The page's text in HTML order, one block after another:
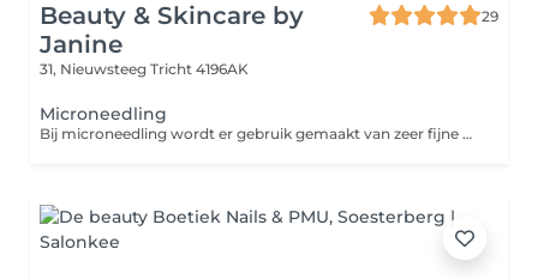
Beauty & Skincare by
Janine
29
31, Nieuwsteeg Tricht 4196AK
Microneedling
Bij microneedling wordt er gebruik gemaakt van zeer fijne naaldjes die op hoog tempo vibreren in de huid. Zo maken de naaldjes kleine verticale geultjes in de huid waardoor de aanmaak van collageen en elastine wordt gestimuleerd. Dit levert een egalere en stevigere huid op. Ook worden acnelittekens en fijne lijntjes minder zichtbaar. Bij microneedling met een dermaroller wordt er gebruik gemaakt van een roller uitgerust met hele fijne naaldjes. Hiermee wordt de huid als het ware 'beschadigd'. Dit stimuleert de huidvernieuwing, waardoor deze soepeler, egaler en stralender wordt. Het voordeel van een dermapen ten opzichte van een Dermaroller is dat je minder hersteltijd nodig hebt en dat de behandeling prettiger is om te ondergaan.